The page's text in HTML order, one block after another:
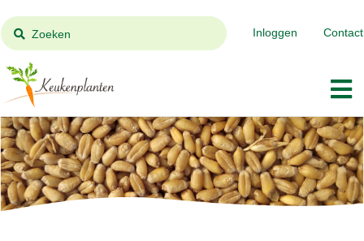
Contact
Inloggen
Zoeken